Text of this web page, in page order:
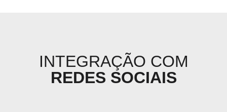
INTEGRAÇÃO COM
REDES SOCIAIS